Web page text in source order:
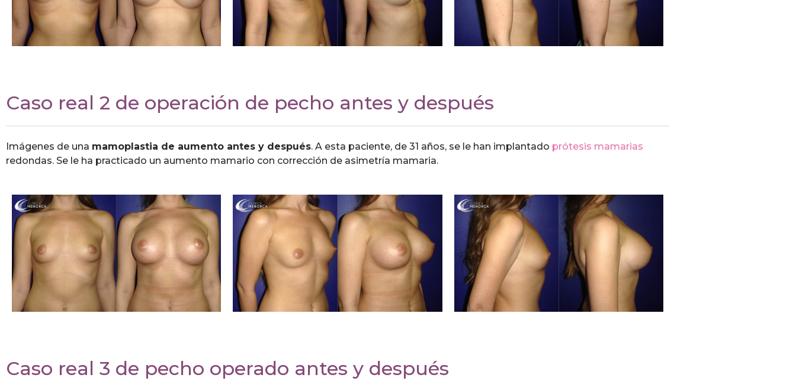
Caso real 2 de operación de pecho antes y después
Imágenes de una mamoplastia de aumento antes y después. A esta paciente, de 31 años, se le han implantado prótesis mamarias
redondas. Se le ha practicado un aumento mamario con corrección de asimetría mamaria.
Caso real 3 de pecho operado antes y después